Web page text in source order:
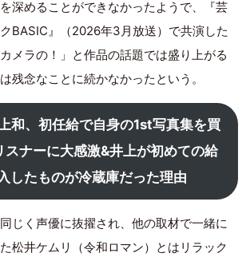
深めることができなかったようで、『芸
BASIC』（2026年3月放送）で共演した
メラの！」と作品の話題では盛り上がる
残念なことに続かなかったという。
和、初任給で自身の1st写真集を買
スナーに大感激&井上が初めての給
したものが冷蔵庫だった理由
じく声優に抜擢され、他の取材で一緒に
松井ケムリ（令和ロマン）とはリラック